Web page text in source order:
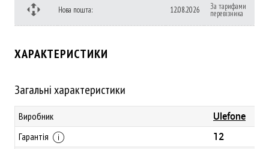
Нова пошта: 12.08.2026 За тарифами
перевізника
ХАРАКТЕРИСТИКИ
Загальні характеристики
Виробник Ulefone
Гарантія 12